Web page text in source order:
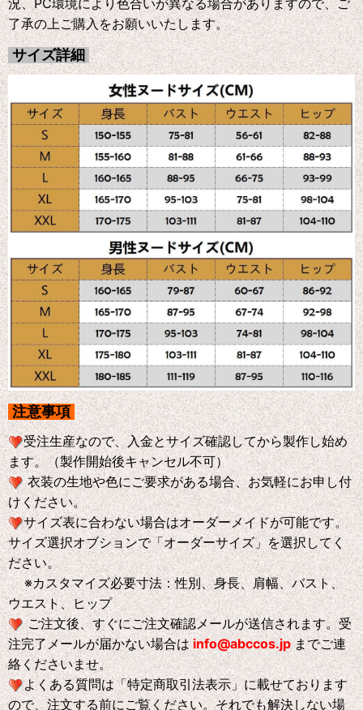
況、PC環境により色合いが異なる場合がありますので、ご
了承の上ご購入をお願いいたします。
サイズ詳細
注意事項
受注生産なので、入金とサイズ確認してから製作し始め
ます。（製作開始後キャンセル不可）
衣装の生地や色にご要求がある場合、お気軽にお申し付
けください。
サイズ表に合わない場合はオーダーメイドが可能です。
サイズ選択オブションで「オーダーサイズ」を選択してく
ださい。
※カスタマイズ必要寸法：性別、身長、肩幅、バスト、
ウエスト、ヒップ
ご注文後、すぐにご注文確認メールが送信されます。受
注完了メールが届かない場合はinfo@abccos.jp までご連
絡くださいませ。
よくある質問は「特定商取引法表示」に載せております
ので、注文する前にご覧ください。それでも解決しない場